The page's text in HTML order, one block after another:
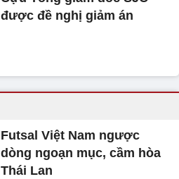
được đề nghị giảm án
Futsal Việt Nam ngược
dòng ngoạn mục, cầm hòa
Thái Lan